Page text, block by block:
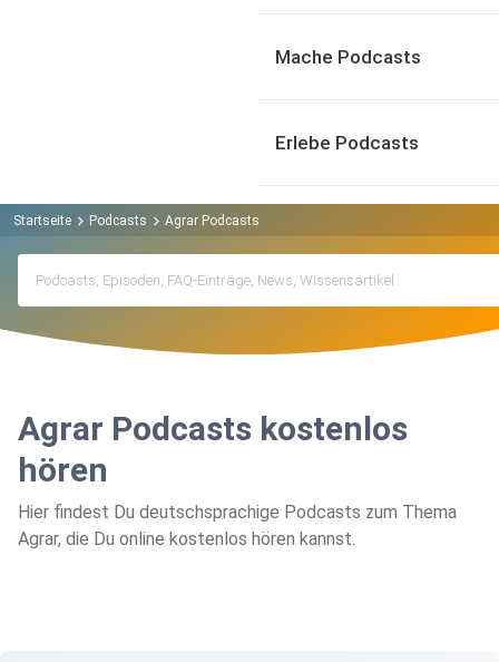
Mache Podcasts
Erlebe Podcasts
Startseite Podcasts Agrar Podcasts
Agrar Podcasts kostenlos
hören
Hier findest Du deutschsprachige Podcasts zum Thema
Agrar, die Du online kostenlos hören kannst.